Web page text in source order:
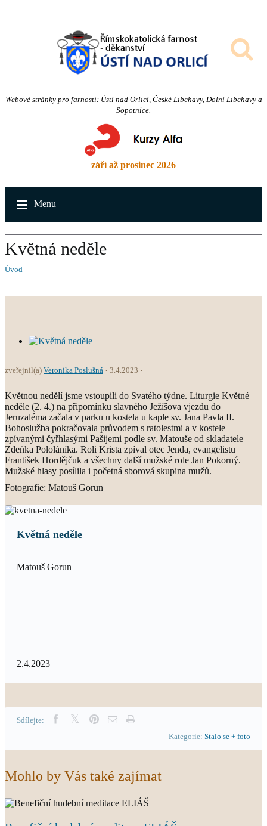
Webové stránky pro farnosti: Ústí nad Orlicí, České Libchavy, Dolní Libchavy a
Sopotnice.
září až prosinec 2026
Menu
Květná neděle
Úvod
zveřejnil(a) Veronika Poslušná 3.4.2023
Květnou nedělí jsme vstoupili do Svatého týdne. Liturgie Květné
neděle (2. 4.) na připomínku slavného Ježíšova vjezdu do
Jeruzaléma začala v parku u kostela u kaple sv. Jana Pavla II.
Bohoslužba pokračovala průvodem s ratolestmi a v kostele
zpívanými čyřhlasými Pašijemi podle sv. Matouše od skladatele
Zdeňka Pololáníka. Roli Krista zpíval otec Jenda, evangelistu
František Hordějčuk a všechny další mužské role Jan Pokorný.
Mužské hlasy posílila i početná sborová skupina mužů.
Fotografie: Matouš Gorun
Květná neděle
Matouš Gorun
2.4.2023
Sdílejte:
Kategorie: Stalo se + foto
Mohlo by Vás také zajímat